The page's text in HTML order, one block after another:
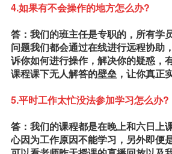
4.如果有不会操作的地方怎么办?
答：我们的班主任是专职的，所有学
问题我们都会通过在线进行远程协助
诉你如何进行操作，解决你的疑惑，
课程课下无人解答的壁垒，让你真正
5.平时工作太忙没法参加学习怎么办?
答：我们的课程都是在晚上和六日上
心因为工作原因不能学习，另外即便